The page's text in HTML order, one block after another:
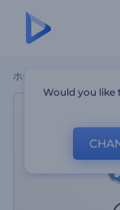
ホーム
Would you like